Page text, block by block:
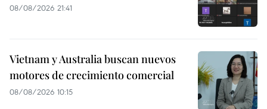
08/08/2026 21:41
Vietnam y Australia buscan nuevos
motores de crecimiento comercial
08/08/2026 10:15